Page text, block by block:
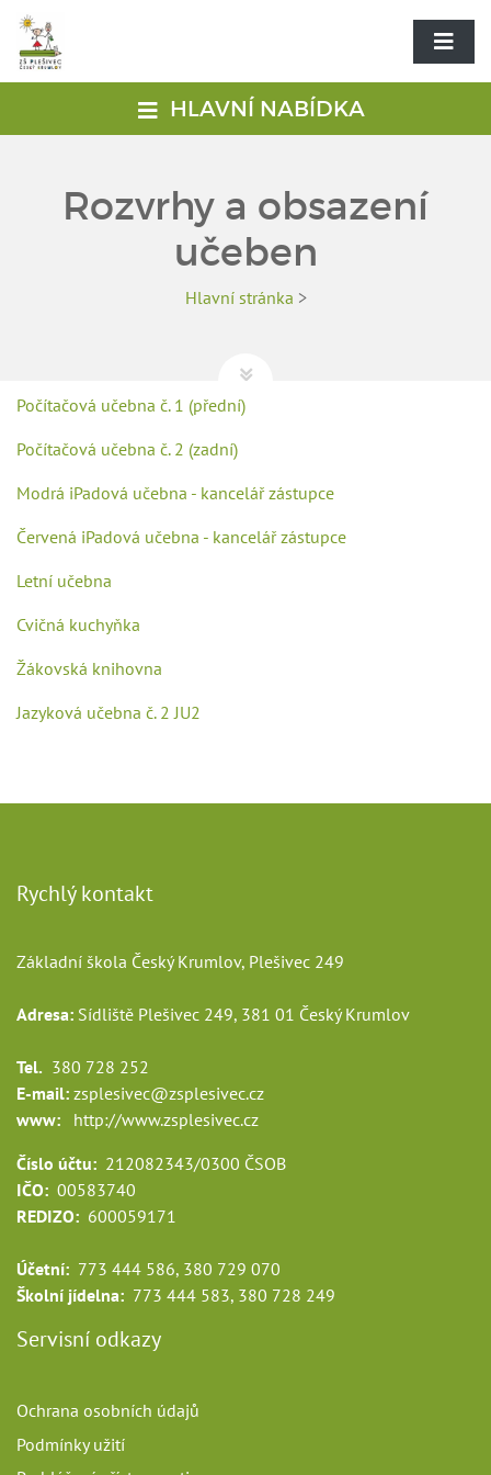
HLAVNÍ NABÍDKA
Rozvrhy a obsazení
učeben
Hlavní stránka >
Počítačová učebna č. 1 (přední)
Počítačová učebna č. 2 (zadní)
Modrá iPadová učebna - kancelář zástupce
Červená iPadová učebna - kancelář zástupce
Letní učebna
Cvičná kuchyňka
Žákovská knihovna
Jazyková učebna č. 2 JU2
Rychlý kontakt
Základní škola Český Krumlov, Plešivec 249
Adresa: Sídliště Plešivec 249, 381 01 Český Krumlov
Tel. 380 728 252
E-mail: zsplesivec@zsplesivec.cz
www: http://www.zsplesivec.cz
Číslo účtu: 212082343/0300 ČSOB
IČO: 00583740
REDIZO: 600059171
Účetní: 773 444 586, 380 729 070
Školní jídelna: 773 444 583, 380 728 249
Servisní odkazy
Ochrana osobních údajů
Podmínky užití